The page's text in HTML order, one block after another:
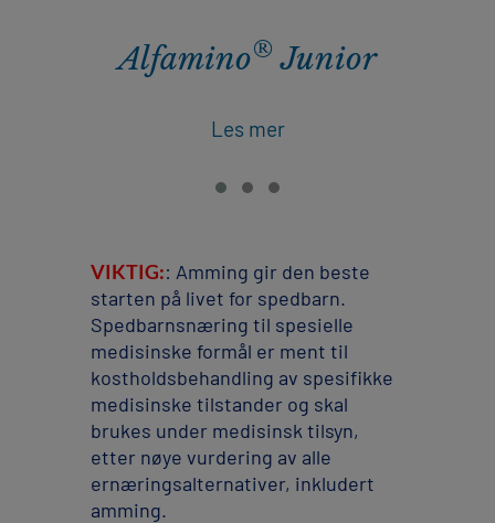
Alfamino® Junior
Les mer
VIKTIG:: Amming gir den beste
starten på livet for spedbarn.
Spedbarnsnæring til spesielle
medisinske formål er ment til
kostholdsbehandling av spesifikke
medisinske tilstander og skal
brukes under medisinsk tilsyn,
etter nøye vurdering av alle
ernæringsalternativer, inkludert
amming.